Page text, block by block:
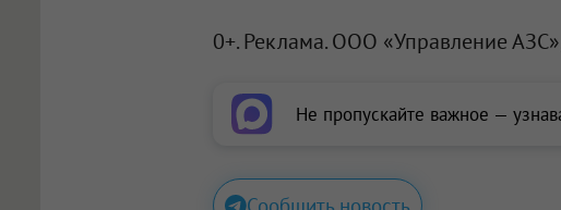
0+. Реклама.ООО «Управление АЗС»
Не пропускайте важное —